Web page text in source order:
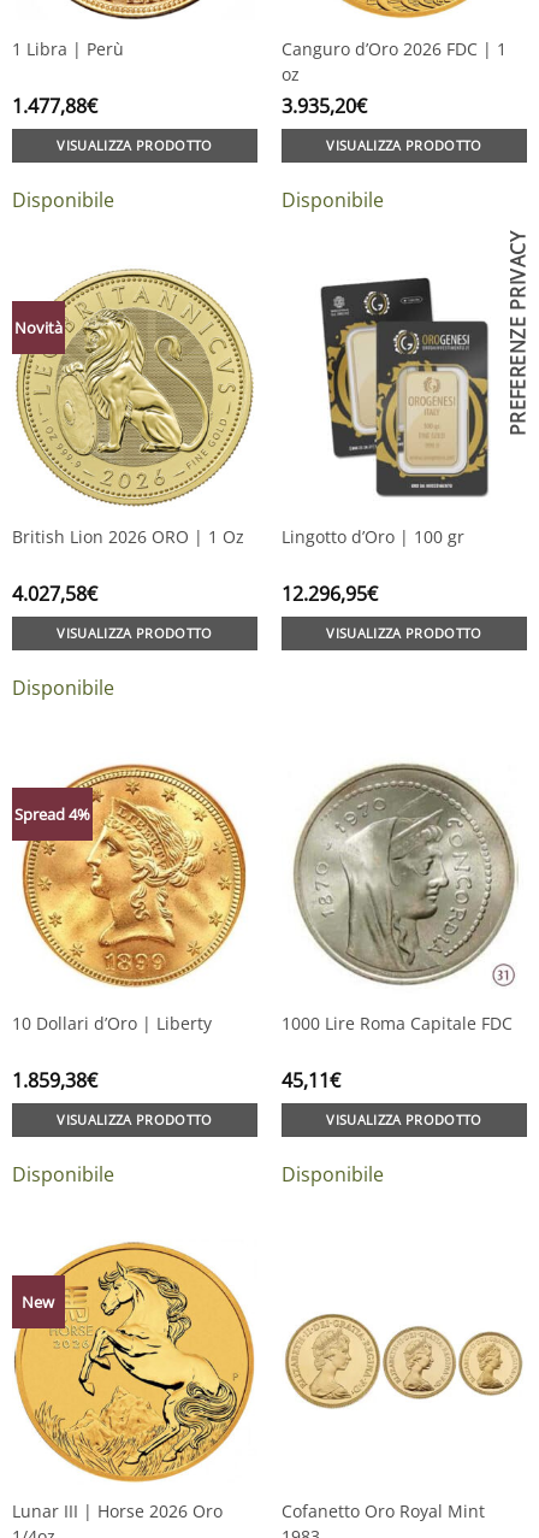
1 Libra | Perù
1.477,88€
VISUALIZZA PRODOTTO
Disponibile
Canguro d’Oro 2026 FDC | 1
oz
3.935,20€
VISUALIZZA PRODOTTO
Disponibile
Novità
British Lion 2026 ORO | 1 Oz
4.027,58€
VISUALIZZA PRODOTTO
Disponibile
Lingotto d’Oro | 100 gr
12.296,95€
VISUALIZZA PRODOTTO
Spread 4%
10 Dollari d’Oro | Liberty
1.859,38€
VISUALIZZA PRODOTTO
Disponibile
1000 Lire Roma Capitale FDC
45,11€
VISUALIZZA PRODOTTO
Disponibile
New
Lunar III | Horse 2026 Oro
Cofanetto Oro Royal Mint